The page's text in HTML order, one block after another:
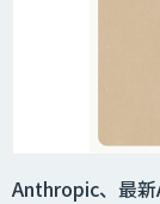
Anthropic、最